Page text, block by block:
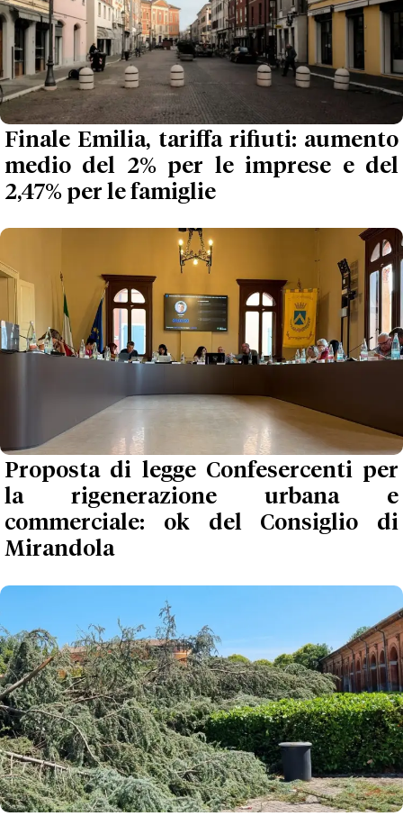
Finale Emilia, tariffa rifiuti: aumento
medio del 2% per le imprese e del
2,47% per le famiglie
Proposta di legge Confesercenti per
la rigenerazione urbana e
commerciale: ok del Consiglio di
Mirandola